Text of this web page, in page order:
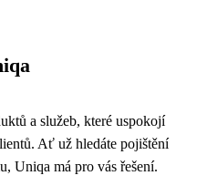
a služeb, které uspokojí
Ať už hledáte pojištění
Uniqa má pro vás řešení.